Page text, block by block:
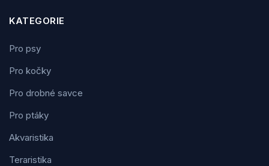
KATEGORIE
Pro psy
Pro kočky
Pro drobné savce
Pro ptáky
Akvaristika
Teraristika